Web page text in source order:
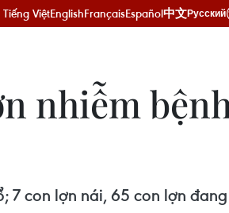
Tiếng ViệtEnglishFrançaisEspañol中文Русский
nhiễm
7 con lợn nái, 65 con lợn